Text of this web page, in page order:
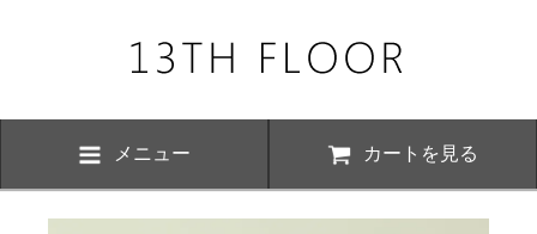
メニュー カートを見る